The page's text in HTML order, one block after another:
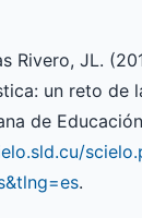
Rivero, JL.
un reto de
de
.